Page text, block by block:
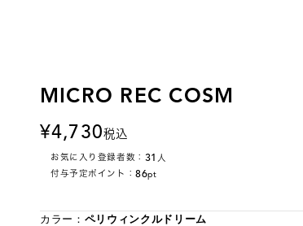
MICRO REC COSM
4,730税込
お気に入り登録者数： 31 人
付与予定ポイント：86pt
カラー： ペリウィンクルドリーム